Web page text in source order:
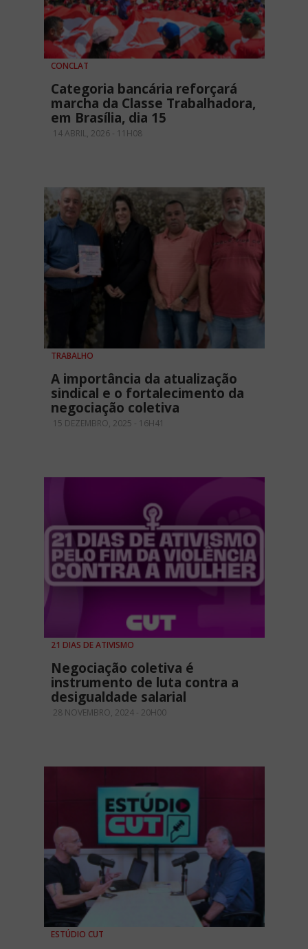
CONCLAT
Categoria bancária reforçará
marcha da Classe Trabalhadora,
em Brasília, dia 15
14 ABRIL, 2026 - 11H08
TRABALHO
A importância da atualização
sindical e o fortalecimento da
negociação coletiva
15 DEZEMBRO, 2025 - 16H41
21 DIAS DE ATIVISMO
Negociação coletiva é
instrumento de luta contra a
desigualdade salarial
28 NOVEMBRO, 2024 - 20H00
ESTÚDIO CUT